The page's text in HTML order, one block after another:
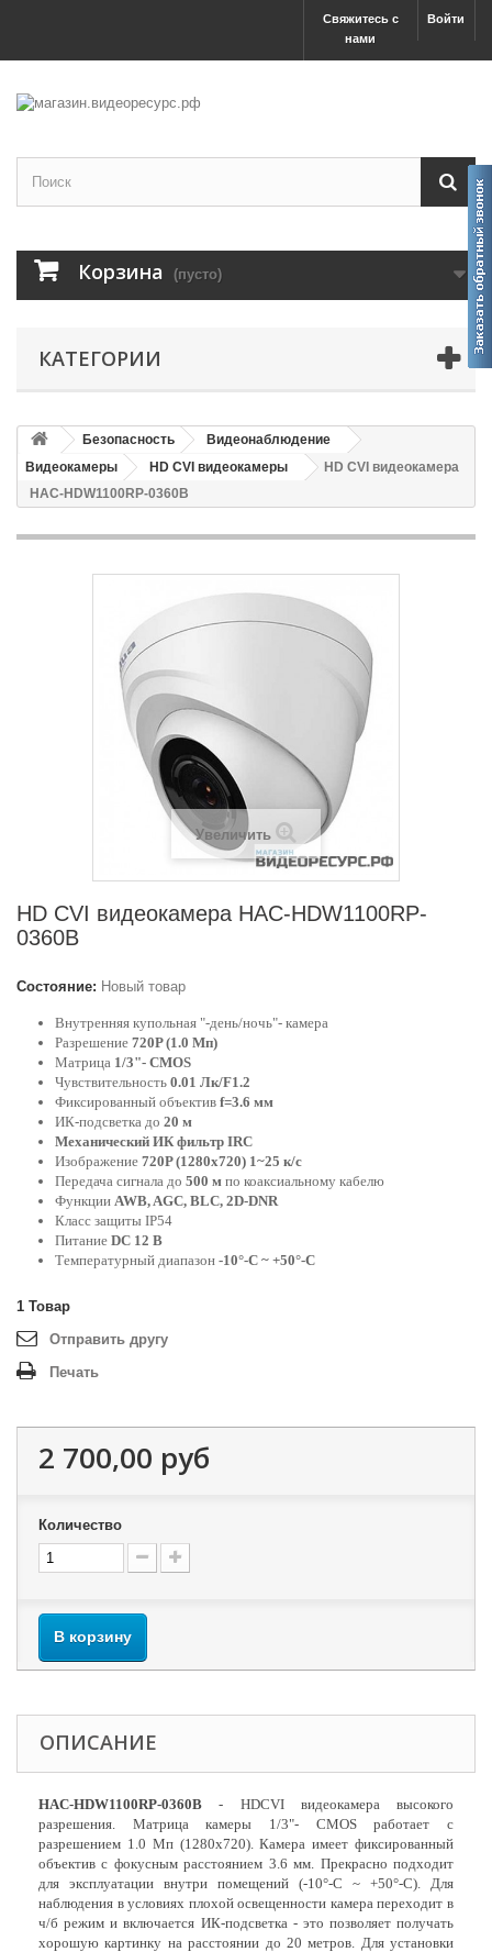
Войти
Свяжитесь с
нами
Корзина (пусто)
КАТЕГОРИИ
Безопасность
Видеонаблюдение
Видеокамеры
HD CVI видеокамеры
HD CVI видеокамера
HAC-HDW1100RP-0360B
Увеличить
HD CVI видеокамера HAC-HDW1100RP-
0360B
Состояние: Новый товар
Внутренняя купольная "-день/ночь"- камера
Разрешение 720P (1.0 Мп)
Матрица 1/3"- CMOS
Чувствительность 0.01 Лк/F1.2
Фиксированный объектив f=3.6 мм
ИК-подсветка до 20 м
Механический ИК фильтр IRC
Изображение 720P (1280x720) 1~25 к/с
Передача сигнала до 500 м по коаксиальному кабелю
Функции AWB, AGC, BLC, 2D-DNR
Класс защиты IP54
Питание DC 12 В
Температурный диапазон -10°-C ~ +50°-C
1 Товар
Отправить другу
Печать
2 700,00 руб
Количество
В корзину
ОПИСАНИЕ
HAC-HDW1100RP-0360B - HDCVI видеокамера высокого
разрешения. Матрица камеры 1/3"- CMOS работает с
разрешением 1.0 Мп (1280х720). Камера имеет фиксированный
объектив с фокусным расстоянием 3.6 мм. Прекрасно подходит
для эксплуатации внутри помещений (-10°-C ~ +50°-C). Для
наблюдения в условиях плохой освещенности камера переходит в
ч/б режим и включается ИК-подсветка - это позволяет получать
хорошую картинку на расстоянии до 20 метров. Для установки